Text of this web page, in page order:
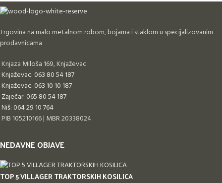
Trgovina na malo metalnom robom, bojama i staklom u specijalizovanim
prodavnicama
Knjaza Miloša 169, Knjaževac
Knjaževac: 063 80 54 187
Knjaževac: 063 10 10 187
Zaječar: 065 80 54 187
Niš: 064 29 10 764
PIB 105210166 | MBR 20338024
NEDAVNE OBJAVE
TOP 5 VILLAGER TRAKTORSKIH KOSILICA